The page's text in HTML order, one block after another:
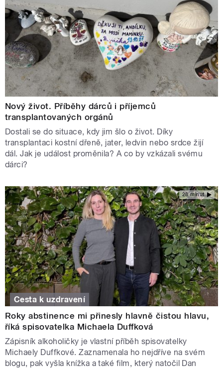
Nový život. Příběhy dárců i příjemců
transplantovaných orgánů
Dostali se do situace, kdy jim šlo o život. Díky
transplantaci kostní dřeně, jater, ledvin nebo srdce žijí
dál. Jak je událost proměnila? A co by vzkázali svému
dárci?
28 minut
Cesta k uzdravení
Roky abstinence mi přinesly hlavně čistou hlavu,
říká spisovatelka Michaela Duffková
Zápisník alkoholičky je vlastní příběh spisovatelky
Michaely Duffkové. Zaznamenala ho nejdříve na svém
blogu, pak vyšla knížka a také film, který natočil Dan